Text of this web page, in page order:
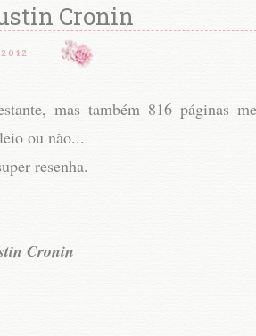
Cronin
mas também 816 páginas
ou não...
resenha.
Cronin